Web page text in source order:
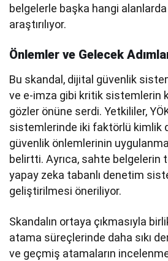
belgelerle başka hangi
araştırılıyor.
Önlemler ve Gelecek
Bu skandal, dijital güvenlik
ve e-imza gibi kritik sistemlerin
gözler önüne serdi. Yetkililer,
sistemlerinde iki faktörlü kimlik
güvenlik önlemlerinin
belirtti. Ayrıca, sahte belgelerin
yapay zeka tabanlı denetim
geliştirilmesi öneriliyor.
Skandalın ortaya çıkmasıyla
atama süreçlerinde daha sıkı
ve geçmiş atamaların